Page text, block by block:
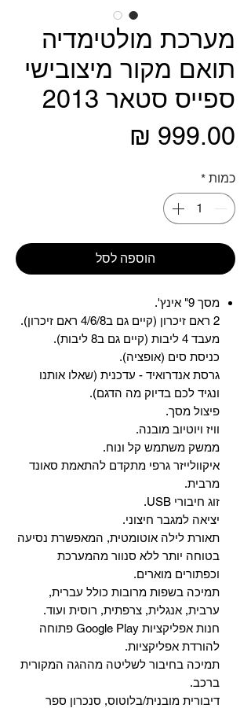
מערכת מולטימדיה
תואם מקור מיצובישי
ספייס סטאר 2013
כמות *
הוספה לסל
מסך 9" אינץ'.
2 ראם זיכרון (קיים גם ב4/6/8 ראם זיכרון).
מעבד 4 ליבות (קיים גם ב8 ליבות).
כניסת סים (אופציה).
גרסת אנדרואיד - עדכנית (שאלו אותנו
ונגיד לכם בדיוק מה הדגם).
פיצול מסך.
וויז ויוטיוב מובנה.
ממשק משתמש קל ונוח.
איקוולייזר גרפי מתקדם להתאמת סאונד
מרבית.
זוג חיבורי USB.
יציאה למגבר חיצוני.
תאורת לילה אוטומטית, המאפשרת נסיעה
בטוחה יותר ללא סנוור מהמערכת
וכפתורים מוארים.
תמיכה בשפות מרובות כולל עברית,
ערבית, אנגלית, צרפתית, רוסית ועוד.
‏חנות אפליקציות Google Play פתוחה
להורדת אפליקציות.
‏תמיכה בחיבור לשליטה מההגה המקורית
ברכב.
‏דיבורית מובנית/בלוטוס, ‏סנכרון ספר